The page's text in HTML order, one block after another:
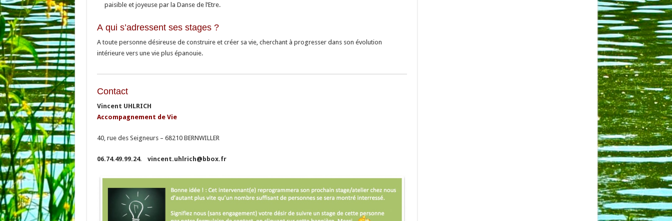
paisible et joyeuse par la Danse de l’Etre.
A qui s’adressent ses stages ?
A toute personne désireuse de construire et créer sa vie, cherchant à progresser dans son évolution
intérieure vers une vie plus épanouie.
Contact
Vincent UHLRICH
Accompagnement de Vie
40, rue des Seigneurs – 68210 BERNWILLER
06.74.49.99.24. vincent.uhlrich@bbox.fr